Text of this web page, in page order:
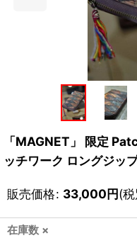
「MAGNET」 限定
ッチワーク ロングジ
販売価格: 33,000円(
在庫数 ×